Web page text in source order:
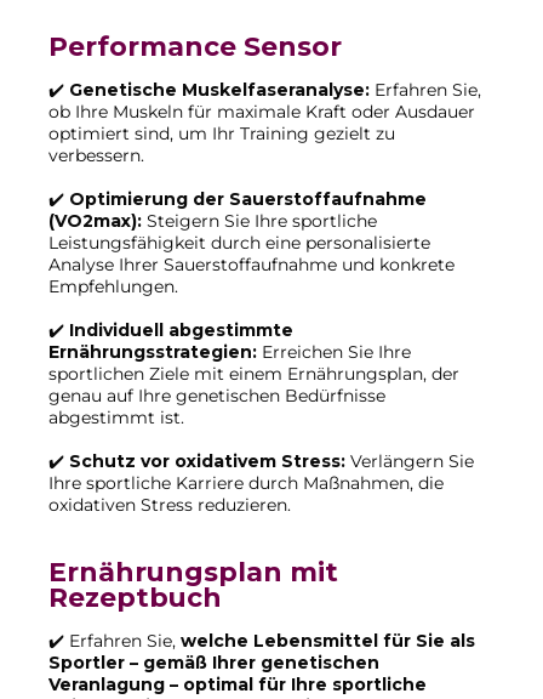
Performance Sensor
✔️ Genetische Muskelfaseranalyse: Erfahren Sie,
ob Ihre Muskeln für maximale Kraft oder Ausdauer
optimiert sind, um Ihr Training gezielt zu
verbessern.
✔️ Optimierung der Sauerstoffaufnahme
(VO2max): Steigern Sie Ihre sportliche
Leistungsfähigkeit durch eine personalisierte
Analyse Ihrer Sauerstoffaufnahme und konkrete
Empfehlungen.
✔️ Individuell abgestimmte
Ernährungsstrategien: Erreichen Sie Ihre
sportlichen Ziele mit einem Ernährungsplan, der
genau auf Ihre genetischen Bedürfnisse
abgestimmt ist.
✔️ Schutz vor oxidativem Stress: Verlängern Sie
Ihre sportliche Karriere durch Maßnahmen, die
oxidativen Stress reduzieren.
Ernährungsplan mit
Rezeptbuch
✔️ Erfahren Sie, welche Lebensmittel für Sie als
Sportler – gemäß Ihrer genetischen
Veranlagung – optimal für Ihre sportliche